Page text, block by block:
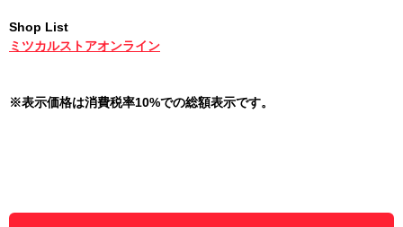
Shop List
ミツカルストアオンライン
※表示価格は消費税率10%での総額表示です。